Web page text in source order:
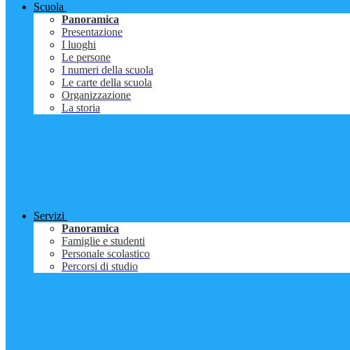
Scuola
Panoramica
Presentazione
I luoghi
Le persone
I numeri della scuola
Le carte della scuola
Organizzazione
La storia
Servizi
Panoramica
Famiglie e studenti
Personale scolastico
Percorsi di studio